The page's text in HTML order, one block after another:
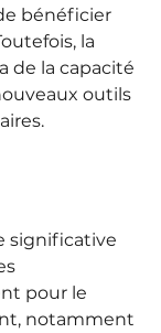
bénéficier
la
de la capacité
outils
significative
pour le
notamment